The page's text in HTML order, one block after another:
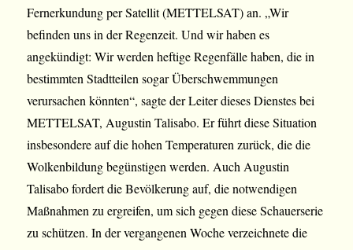
Fernerkundung per Satellit (METTELSAT) an. „Wir
befinden uns in der Regenzeit. Und wir haben es
angekündigt: Wir werden heftige Regenfälle haben, die in
bestimmten Stadtteilen sogar Überschwemmungen
verursachen könnten“, sagte der Leiter dieses Dienstes bei
METTELSAT, Augustin Talisabo. Er führt diese Situation
insbesondere auf die hohen Temperaturen zurück, die die
Wolkenbildung begünstigen werden. Auch Augustin
Talisabo fordert die Bevölkerung auf, die notwendigen
Maßnahmen zu ergreifen, um sich gegen diese Schauerserie
zu schützen. In der vergangenen Woche verzeichnete die